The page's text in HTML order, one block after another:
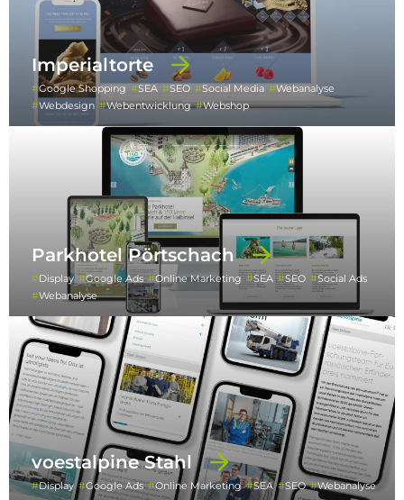
Imperialtorte
Google Shopping SEA SEO Social Media
Webanalyse
Webdesign
Webentwicklung Webshop
Parkhotel Pörtschach
Display Google Ads Online Marketing SEA SEO
Social Ads
Webanalyse
voestalpine Stahl
Display Google Ads Online Marketing SEA SEO Webanalyse